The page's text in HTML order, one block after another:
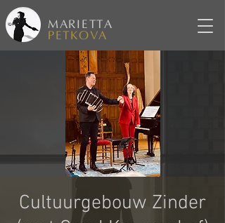
MARIETTA
PETKOVA
Cultuurgebouw Zinder